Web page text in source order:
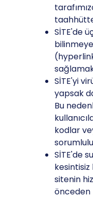
SİTE'de
SİTE'yi
yapsak
Bu
kodlar
SİTE'de
sitenin
önceden